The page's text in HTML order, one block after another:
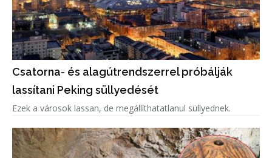
Csatorna- és alagútrendszerrel próbálják
lassítani Peking süllyedését
Ezek a városok lassan, de megállíthatatlanul süllyednek.